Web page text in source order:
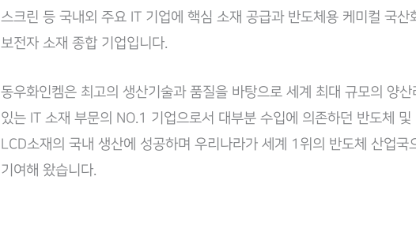
스크린 등 국내외 주요 IT 기업에 핵심 소재 공급과 반도체용 케미컬 국산
보전자 소재 종합 기업입니다.
동우화인켐은 최고의 생산기술과 품질을 바탕으로 세계 최대 규모의 양
있는 IT 소재 부문의 NO.1 기업으로서 대부분 수입에 의존하던 반도체
LCD소재의 국내 생산에 성공하며 우리나라가 세계 1위의 반도체 산업국
기여해 왔습니다.